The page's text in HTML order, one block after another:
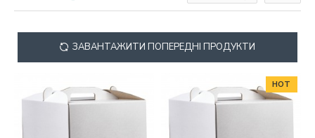
ЗАВАНТАЖИТИ ПОПЕРЕДНІ ПРОДУКТИ
HOT